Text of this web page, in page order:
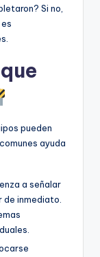
Si no,
pueden
ayuda
a señalar
inmediato.